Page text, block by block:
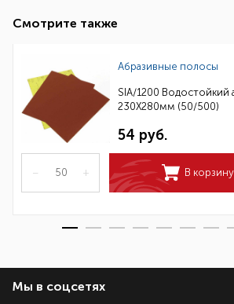
Смотрите также
Абразивные полосы
SIA/1200 Водостойкий
230Х280мм (50/500)
54 руб.
– + В корзину
Мы в соцсетях